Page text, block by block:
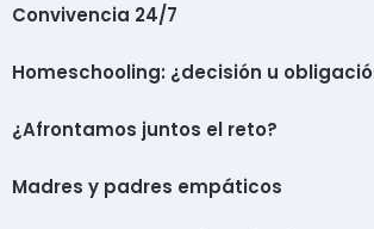
Convivencia 24/7
Homeschooling: ¿decisión u
¿Afrontamos juntos el reto?
Madres y padres empáticos